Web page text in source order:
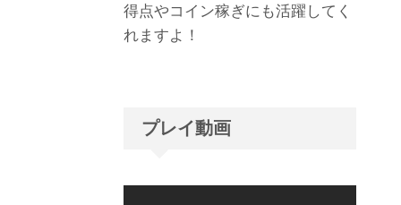
得点やコイン稼ぎにも活躍してく
れますよ！
プレイ動画